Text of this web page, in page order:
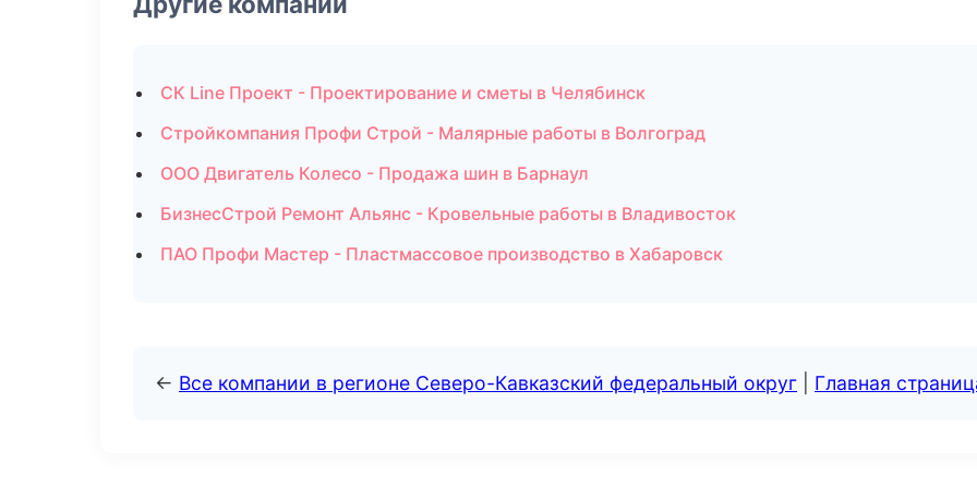
СК Line Проект - Проектирование и сметы в Челябинск
Стройкомпания Профи Строй - Малярные работы в Волгоград
ООО Двигатель Колесо - Продажа шин в Барнаул
БизнесСтрой Ремонт Альянс - Кровельные работы в Владивосток
ПАО Профи Мастер - Пластмассовое производство в Хабаровск
← Все компании в регионе Северо-Кавказский федеральный округ Главная